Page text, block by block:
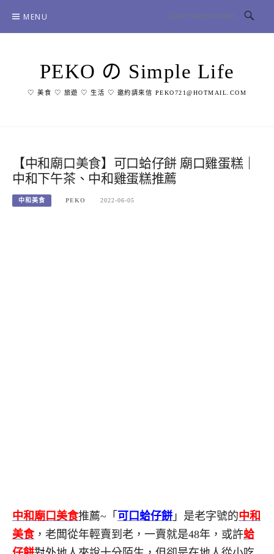
content
MENU
PEKO の Simple Life
♡ 美食 ♡ 旅遊 ♡ 生活 ♡ 邀約請來信 PEKO721@HOTMAIL.COM
【中和廟口美食】可口蛤仔餅 廟口雞蛋糕｜
中和下午茶、中和雞蛋糕推薦
中和美食 PEKO 2022-06-05
中和廟口美食推薦~「 可口蛤仔餅 」是老字號的中和
美食，老闆從年輕賣到老，一賣就是48年，或許蛤